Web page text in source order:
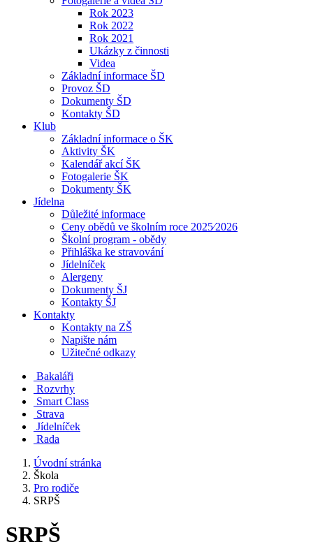
Rok 2023
Rok 2022
Rok 2021
Ukázky z činnosti
Videa
Základní informace ŠD
Provoz ŠD
Dokumenty ŠD
Kontakty ŠD
Klub
Základní informace o ŠK
Aktivity ŠK
Kalendář akcí ŠK
Fotogalerie ŠK
Dokumenty ŠK
Jídelna
Důležité informace
Ceny obědů ve školním roce 2025⁄2026
Školní program - obědy
Přihláška ke stravování
Jídelníček
Alergeny
Dokumenty ŠJ
Kontakty ŠJ
Kontakty
Kontakty na ZŠ
Napište nám
Užitečné odkazy
Bakaláři
Rozvrhy
Smart Class
Strava
Jídelníček
Rada
Úvodní stránka
Škola
Pro rodiče
SRPŠ
SRPŠ